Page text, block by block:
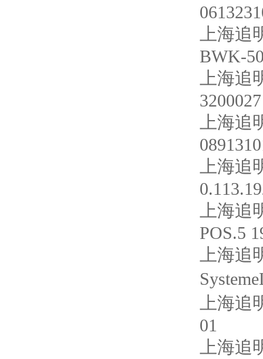
上海
BWK-
上海
上海
上海
上海
POS.5
上海
上海
01
上海